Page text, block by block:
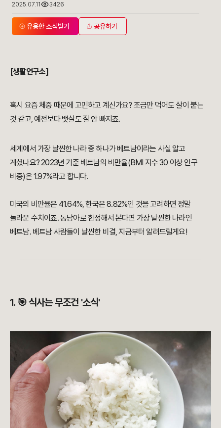
2025.07.11
3426
유용한 소식받기 공유하기
[생활연구소]
혹시 요즘 체중 때문에 고민하고 계신가요? 조금만 먹어도 살이 붙는
것 같고, 예전보다 뱃살도 잘 안 빠지죠.
세계에서 가장 날씬한 나라 중 하나가 베트남이라는 사실 알고
계셨나요? 2023년 기준 베트남의 비만율(BMI 지수 30 이상 인구
비중)은 1.97%라고 합니다.
미국의 비만율은 41.64%, 한국은 8.82%인 것을 고려하면 정말
놀라운 수치이죠. 동남아로 한정해서 본다면 가장 날씬한 나라인
베트남. 베트남 사람들이 날씬한 비결, 지금부터 알려드릴게요!
1. 🎯 식사는 무조건 '소식'